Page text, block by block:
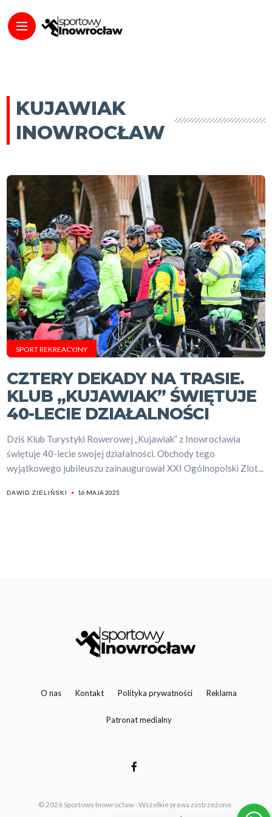
KUJAWIAK
INOWROCŁAW
SPORT REKREACYJNY
CZTERY DEKADY NA TRASIE.
KLUB „KUJAWIAK” ŚWIĘTUJE
40-LECIE DZIAŁALNOŚCI
Dziś Klub Turystyki Rowerowej „Kujawiak” z Inowrocławia
świętuje 40-lecie swojej działalności. Obchody tego
wyjątkowego jubileuszu zainaugurował XXI Ogólnopolski Zlot...
DAWID ZIELIŃSKI 16 MAJA 2025
O nas Kontakt Polityka prywatności Reklama
Patronat medialny
© 2026 Sportowy Inowrocław - Wszelkie prawa zastrzeżone.